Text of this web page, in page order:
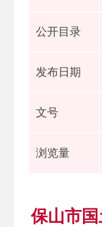
公开目录
发布日期
文号
浏览量
保山市